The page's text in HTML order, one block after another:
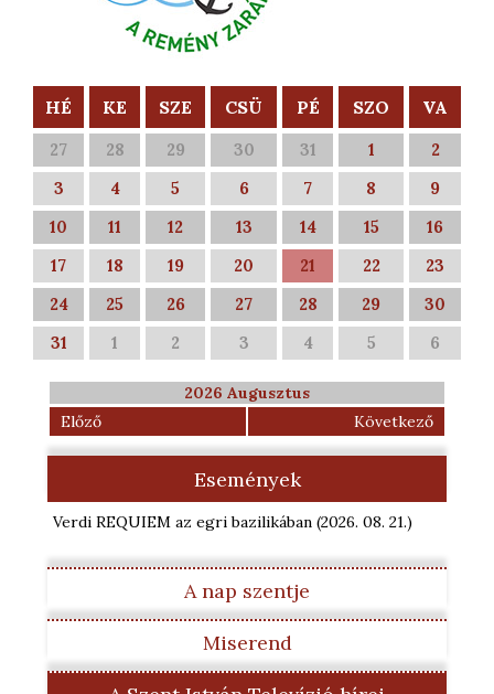
HÉ KE SZE CSÜ PÉ SZO VA
27 28 29 30 31 1
2
3
4 5 6 7 8
9
10
11 12 13 14 15
16
17
18 19 20 21 22
23
24
25 26 27 28 29
30
31
1 2 3 4 5 6
2026 Augusztus
Előző
Következő
Események
Verdi REQUIEM az egri bazilikában (2026. 08. 21.)
A nap szentje
Miserend